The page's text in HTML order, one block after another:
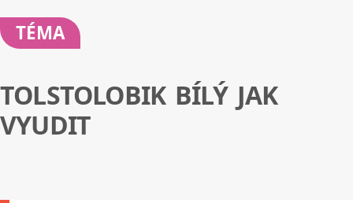
TÉMA
TOLSTOLOBIK BÍLÝ JAK
VYUDIT